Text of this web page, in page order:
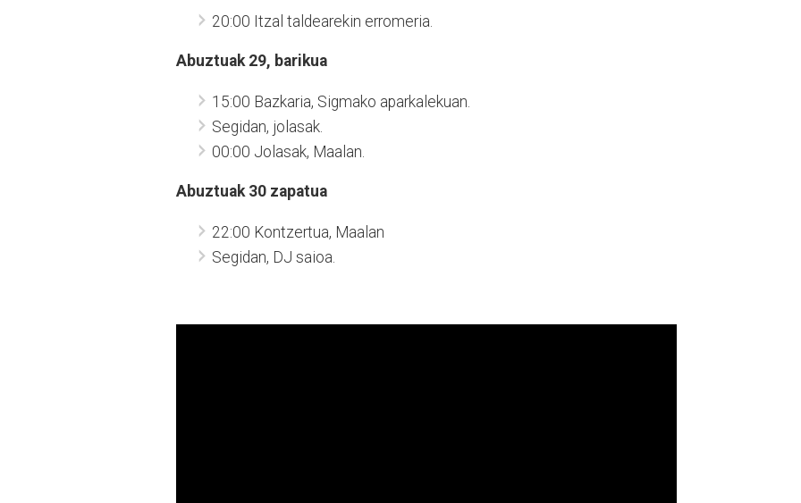
20:00 Itzal taldearekin erromeria.
Abuztuak 29, barikua
15:00 Bazkaria, Sigmako aparkalekuan.
Segidan, jolasak.
00:00 Jolasak, Maalan.
Abuztuak 30 zapatua
22:00 Kontzertua, Maalan
Segidan, DJ saioa.